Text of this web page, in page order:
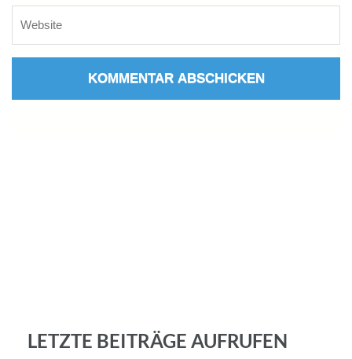
LETZTE BEITRÄGE AUFRUFEN